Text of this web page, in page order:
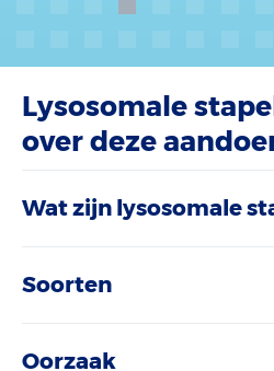
Lysosomale
over deze
Wat zijn lysosomale
Soorten
Oorzaak